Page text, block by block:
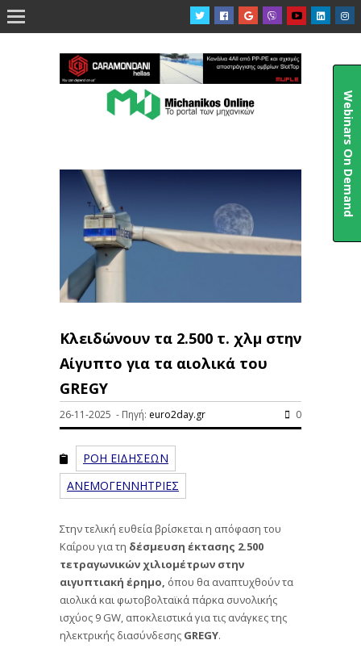

Κλειδώνουν τα 2.500 τ. χλμ στην
Αίγυπτο για τα αιολικά του
GREGY
26-11-2025 - Πηγή: euro2day.gr 0
ΡΟΗ ΕΙΔΗΣΕΩΝ
ΑΝΕΜΟΓΕΝΝΗΤΡΙΕΣ
Στην τελική ευθεία βρίσκεται η απόφαση του
Καΐρου για τη δέσμευση έκτασης 2.500
τετραγωνικών χιλιομέτρων στην
αιγυπτιακή έρημο, όπου θα αναπτυχθούν τα
αιολικά και φωτοβολταϊκά πάρκα συνολικής
ισχύος 9 GW, αποκλειστικά για τις ανάγκες της
ηλεκτρικής διασύνδεσης GREGY.
Webinars On Demand